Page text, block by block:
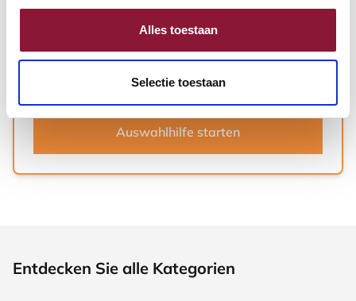
Alles toestaan
Selectie toestaan
Brauchen Sie Hilfe?
Wir helfen gerne, die perfekte Maus zu finden
Auswahlhilfe starten
Entdecken Sie alle Kategorien